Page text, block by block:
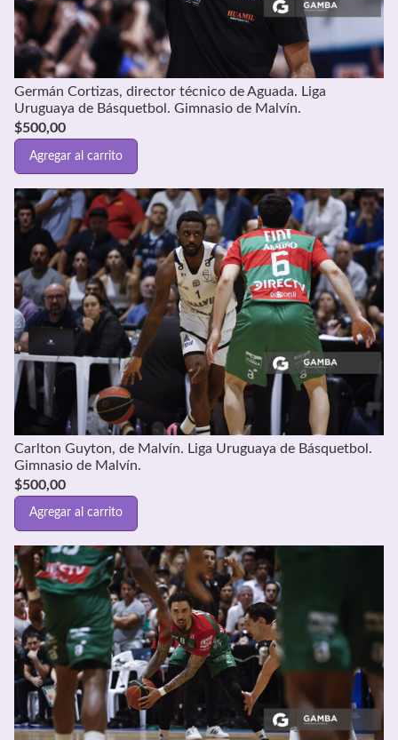
Germán Cortizas, director técnico de Aguada. Liga
Uruguaya de Básquetbol. Gimnasio de Malvín.
$500,00
Agregar al carrito
Carlton Guyton, de Malvín. Liga Uruguaya de Básquetbol.
Gimnasio de Malvín.
$500,00
Agregar al carrito